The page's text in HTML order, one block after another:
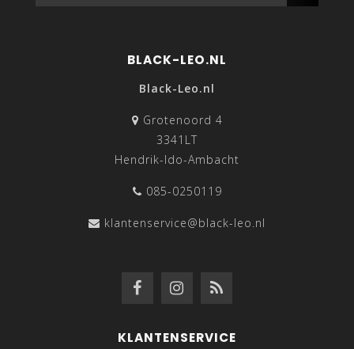
BLACK-LEO.NL
Black-Leo.nl
Grotenoord 4
3341LT
Hendrik-Ido-Ambacht
085-0250119
klantenservice@black-leo.nl
KLANTENSERVICE